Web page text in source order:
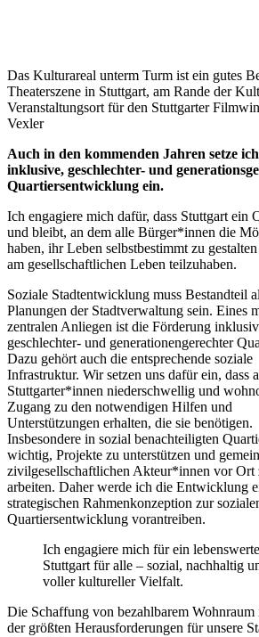
Das Kulturareal unterm Turm ist ein gutes
Theaterszene in Stuttgart, am Rande der
Veranstaltungsort für den Stuttgarter
Vexler
Auch in den kommenden Jahren setze
inklusive, geschlechter- und
Quartiersentwicklung ein.
Ich engagiere mich dafür, dass Stuttgart ein
und bleibt, an dem alle Bürger*innen die
haben, ihr Leben selbstbestimmt zu
am gesellschaftlichen Leben teilzuhaben.
Soziale Stadtentwicklung muss Bestandteil
Planungen der Stadtverwaltung sein. Eines
zentralen Anliegen ist die Förderung
geschlechter- und generationengerechter
Dazu gehört auch die entsprechende soziale
Infrastruktur. Wir setzen uns dafür ein, dass
Stuttgarter*innen niederschwellig und
Zugang zu den notwendigen Hilfen und
Unterstützungen erhalten, die sie benötigen.
Insbesondere in sozial benachteiligten
wichtig, Projekte zu unterstützen und
zivilgesellschaftlichen Akteur*innen vor Ort
arbeiten. Daher werde ich die Entwicklung
strategischen Rahmenkonzeption zur
Quartiersentwicklung vorantreiben.
Ich engagiere mich für ein
Stuttgart für alle – sozial, nachhaltig
voller kultureller Vielfalt.
Die Schaffung von bezahlbarem Wohnraum
der größten Herausforderungen für unsere